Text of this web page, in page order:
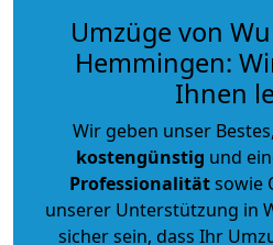
Umzüge von
Hemmingen:
Ihnen
Wir geben unser
kostengünstig und
Professionalitätsowie
unserer Unterstützung in
sicher sein, dass Ihr